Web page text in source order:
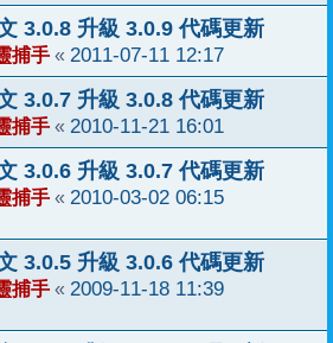
3.0.8 升級 3.0.9 代碼更新
捕手 « 2011-07-11 12:17
3.0.7 升級 3.0.8 代碼更新
捕手 « 2010-11-21 16:01
3.0.6 升級 3.0.7 代碼更新
捕手 « 2010-03-02 06:15
3.0.5 升級 3.0.6 代碼更新
捕手 « 2009-11-18 11:39